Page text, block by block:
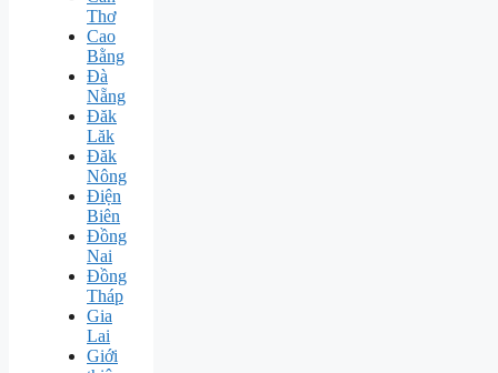
Thơ
Cao
Bằng
Đà
Nẵng
Đăk
Lăk
Đăk
Nông
Điện
Biên
Đồng
Nai
Đồng
Tháp
Gia
Lai
Giới